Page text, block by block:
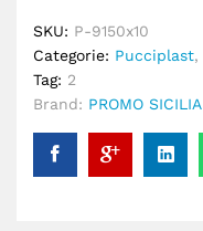
SKU: P-9150x10
Categorie: Pucciplast,
Tag: 2
Brand: PROMO SICILIA